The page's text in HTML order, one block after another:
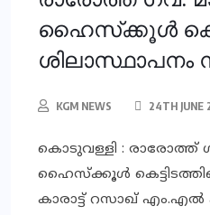
ഹൈസ്‌ക്കൂള്‍
ശിലാസ്ഥാപനം
KGM NEWS 24TH JUNE
കൊടുവള്ളി : രാരോത്ത്
ഹൈസ്‌ക്കൂള്‍
കാരാട്ട് റസാഖ് എം.എല്‍